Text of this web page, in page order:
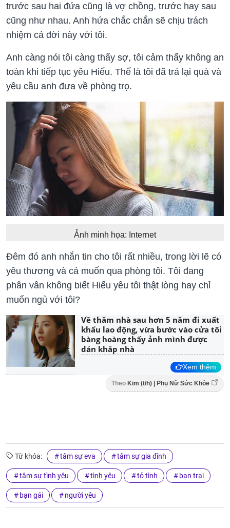
trước sau hai đứa cũng là vợ chồng, trước hay sau
cũng như nhau. Anh hứa chắc chắn sẽ chịu trách
nhiệm cả đời này với tôi.
Anh càng nói tôi càng thấy sợ, tôi cảm thấy không an
toàn khi tiếp tục yêu Hiếu. Thế là tôi đã trả lại quà và
yêu cầu anh đưa về phòng trọ.
Ảnh minh họa: Internet
Đêm đó anh nhắn tin cho tôi rất nhiều, trong lời lẽ có
yêu thương và cả muốn qua phòng tôi. Tôi đang
phân vân không biết Hiếu yêu tôi thật lòng hay chỉ
muốn ngủ với tôi?
Về thăm nhà sau hơn 5 năm đi xuất
khẩu lao động, vừa bước vào cửa tôi
bàng hoàng thấy ảnh mình được
dán khắp nhà
Xem thêm
Theo Kim (t/h) | Phụ Nữ Sức Khỏe
Từ khóa: tâm sự eva tâm sự gia đình
tâm sự tình yêu tình yêu tỏ tình bạn trai
bạn gái người yêu